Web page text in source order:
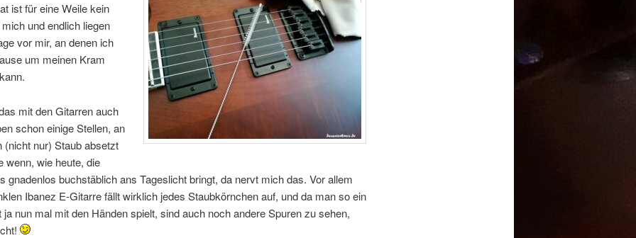
ist für eine Weile kein
und endlich liegen
vor mir, an denen ich
um meinen Kram
mit den Gitarren auch
schon einige Stellen, an
(nicht nur) Staub absetzt
wenn, wie heute, die
gnadenlos buchstäblich ans Tageslicht bringt, da nervt mich das. Vor allem
Ibanez E-Gitarre fällt wirklich jedes Staubkörnchen auf, und da man so ein
ja nun mal mit den Händen spielt, sind auch noch andere Spuren zu sehen,